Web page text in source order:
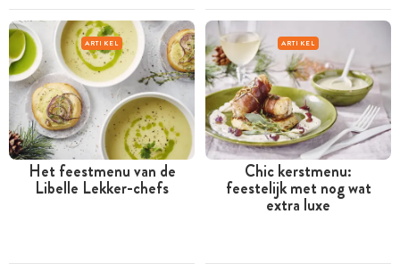
ARTIKEL
Het feestmenu van de
Libelle Lekker-chefs
ARTIKEL
Chic kerstmenu:
feestelijk met nog wat
extra luxe